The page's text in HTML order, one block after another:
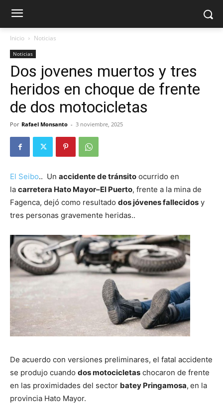
Inicio Noticias
Noticias
Dos jovenes muertos y tres
heridos en choque de frente
de dos motocicletas
Por Rafael Monsanto - 3 noviembre, 2025
El Seibo.. Un accidente de tránsito ocurrido en
la carretera Hato Mayor–El Puerto, frente a la mina de
Fagenca, dejó como resultado dos jóvenes fallecidos y
tres personas gravemente heridas..
De acuerdo con versiones preliminares, el fatal accidente
se produjo cuando dos motocicletas chocaron de frente
en las proximidades del sector batey Pringamosa, en la
provincia Hato Mayor.